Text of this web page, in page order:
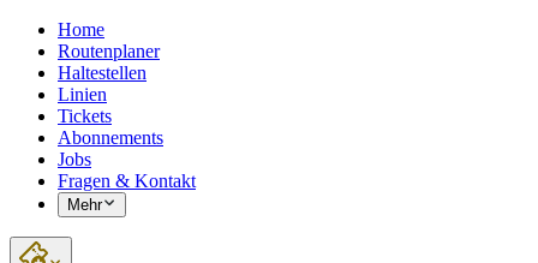
Home
Routenplaner
Haltestellen
Linien
Tickets
Abonnements
Jobs
Fragen & Kontakt
Mehr